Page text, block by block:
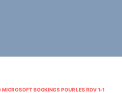
MICROSOFT BOOKINGS POUR LES RDV 1-1